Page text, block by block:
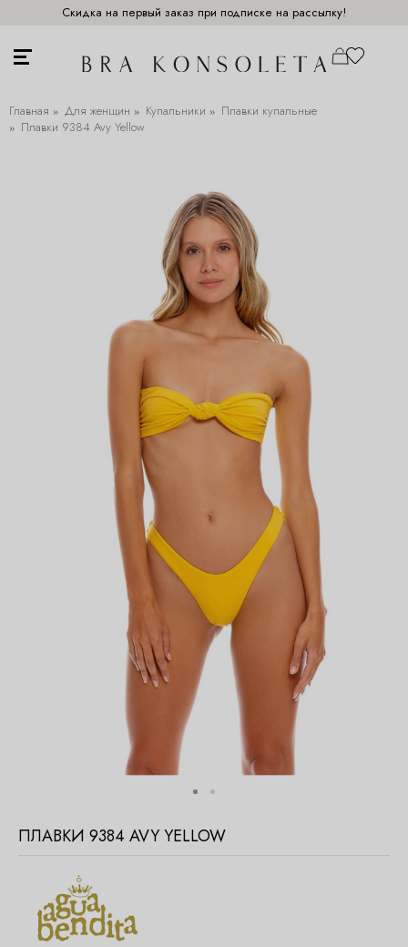
Скидка на первый заказ при подписке на рассылку!
Главная Для женщин Купальники
Плавки купальные
Плавки 9384 Avy Yellow
ПЛАВКИ 9384 AVY YELLOW